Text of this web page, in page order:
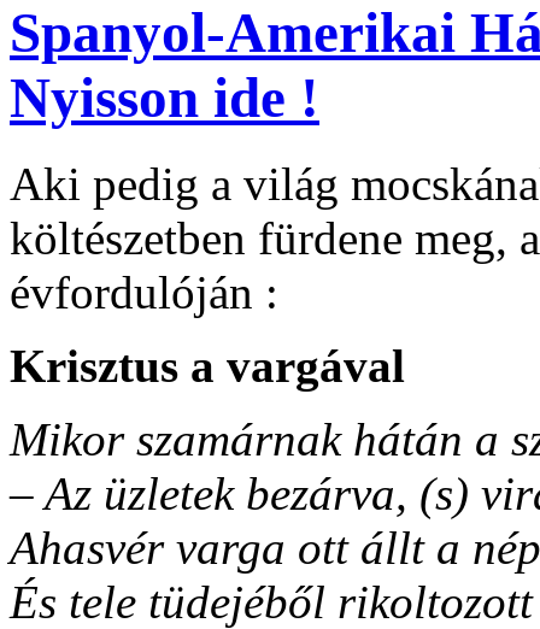
Spanyol-Amerikai
Nyisson ide !
Aki pedig a világ
költészetben fürdene meg,
évfordulóján :
Krisztus a vargával
Mikor szamárnak hátán a
– Az üzletek bezárva, (s)
Ahasvér varga ott állt a
És tele tüdejéből